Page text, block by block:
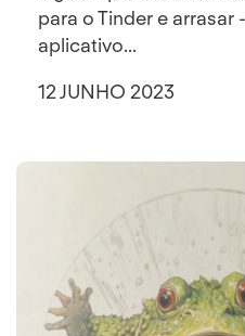
para o Tinder e
aplicativo...
12 JUNHO 2023